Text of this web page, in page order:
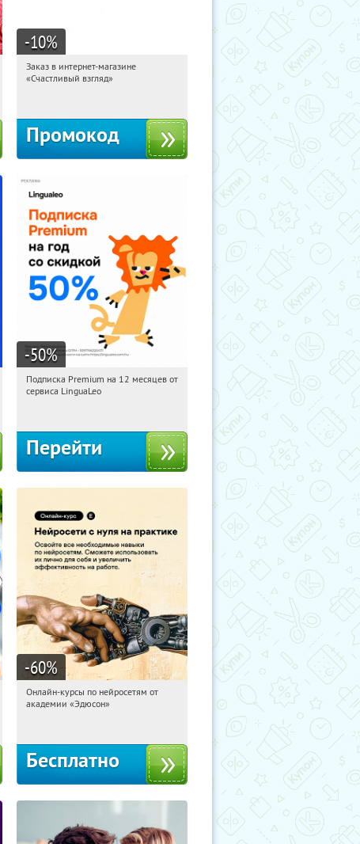
-10%
12:58:26
Получи первым!
Заказ в интернет-магазине
«Счастливый взгляд»
Промокод
-50%
12:58:26
Получи первым!
Подписка Premium на 12 месяцев от
сервиса LinguaLeo
Перейти
-60%
12:58:26 Получили:
Онлайн-курсы по нейросетям от
академии «Эдюсон»
Бесплатно